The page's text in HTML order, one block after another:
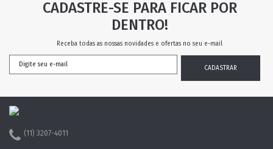
CADASTRE-SE PARA FICAR POR
DENTRO!
Receba todas as nossas novidades e ofertas no seu e-mail
(11) 3207-4011